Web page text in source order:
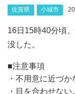
佐賀県 小城市
16日15時40分頃
没した。
■注意事項
・不用意に近づか
・目を合わせない